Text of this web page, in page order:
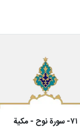
۷۱- سورة نوح - مکیة